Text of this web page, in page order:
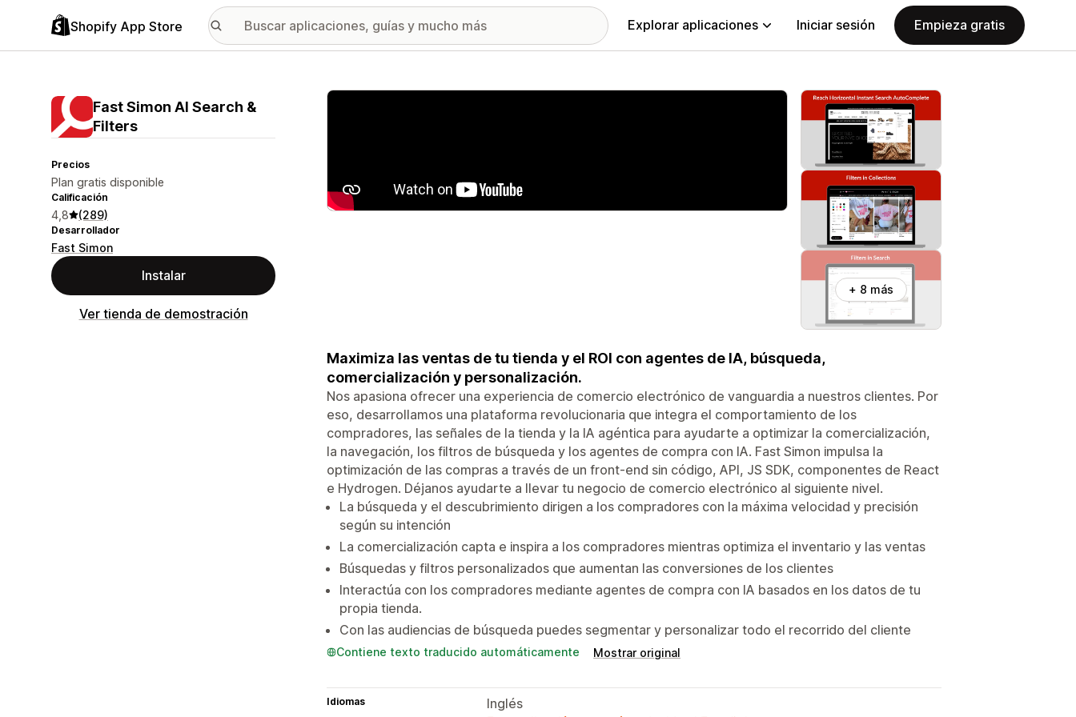
Shopify App Store Explorar aplicaciones Iniciar sesión Empieza gratis
Fast Simon AI Search &
Filters
Precios
Plan gratis disponible
Calificación
4,8 (289)
Desarrollador
Fast Simon
Instalar
Ver tienda de demostración
Galería de imágenes destacadas
+ 8 más
Maximiza las ventas de tu tienda y el ROI con agentes de IA, búsqueda,
comercialización y personalización.
Nos apasiona ofrecer una experiencia de comercio electrónico de vanguardia a nuestros clientes. Por
eso, desarrollamos una plataforma revolucionaria que integra el comportamiento de los
compradores, las señales de la tienda y la IA agéntica para ayudarte a optimizar la comercialización,
la navegación, los filtros de búsqueda y los agentes de compra con IA. Fast Simon impulsa la
optimización de las compras a través de un front-end sin código, API, JS SDK, componentes de React
e Hydrogen. Déjanos ayudarte a llevar tu negocio de comercio electrónico al siguiente nivel.
La búsqueda y el descubrimiento dirigen a los compradores con la máxima velocidad y precisión
según su intención
La comercialización capta e inspira a los compradores mientras optimiza el inventario y las ventas
Búsquedas y filtros personalizados que aumentan las conversiones de los clientes
Interactúa con los compradores mediante agentes de compra con IA basados en los datos de tu
propia tienda.
Con las audiencias de búsqueda puedes segmentar y personalizar todo el recorrido del cliente
Contiene texto traducido automáticamente Mostrar original
Idiomas
Inglés